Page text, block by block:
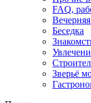
FAQ,
Беседка
Зверьё